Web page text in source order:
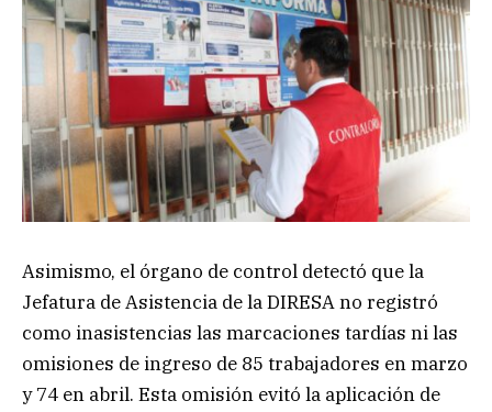
Asimismo, el órgano de control detectó que la
Jefatura de Asistencia de la DIRESA no registró
como inasistencias las marcaciones tardías ni las
omisiones de ingreso de 85 trabajadores en marzo
y 74 en abril. Esta omisión evitó la aplicación de